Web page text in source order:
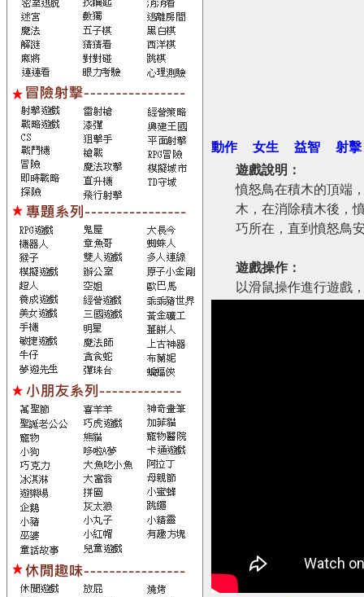
動作 女生 益智
射擊
遊戲說明：
憤怒鳥在積木的頂端
木，在消除積木後，
巧所在，直到憤怒鳥
遊戲操作：
以滑鼠操作進行遊戲